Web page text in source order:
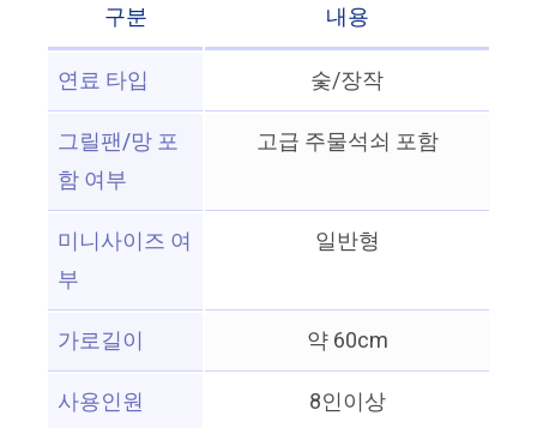
구분
내용
연료 타입
숯/장작
그릴팬/망 포
함 여부
고급 주물석쇠 포함
미니사이즈 여
부
일반형
가로길이
약 60cm
사용인원
8인이상